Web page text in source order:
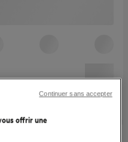
offrir une
Continuer sans accepter